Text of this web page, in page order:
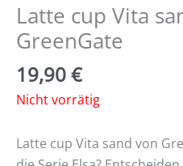
Latte cup Vita
GreenGate
19,90€
Nicht vorrätig
Latte cup Vita sand von